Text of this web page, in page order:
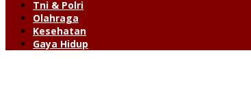
Tni & Polri
Olahraga
Kesehatan
Gaya Hidup